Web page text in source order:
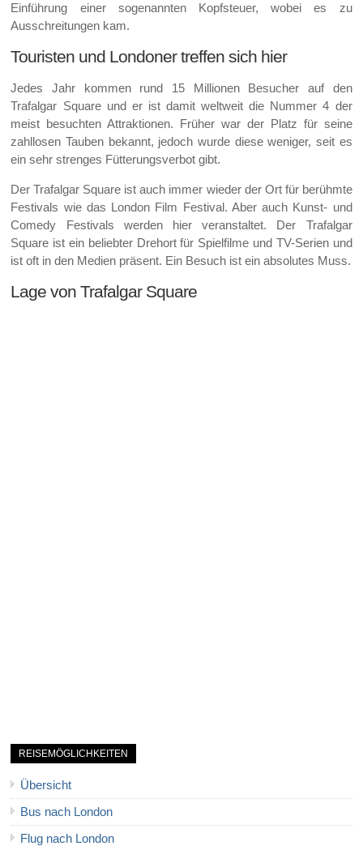
Einführung einer sogenannten Kopfsteuer, wobei es zu
Ausschreitungen kam.
Touristen und Londoner treffen sich hier
Jedes Jahr kommen rund 15 Millionen Besucher auf den
Trafalgar Square und er ist damit weltweit die Nummer 4 der
meist besuchten Attraktionen. Früher war der Platz für seine
zahllosen Tauben bekannt, jedoch wurde diese weniger, seit es
ein sehr strenges Fütterungsverbot gibt.
Der Trafalgar Square ist auch immer wieder der Ort für berühmte
Festivals wie das London Film Festival. Aber auch Kunst- und
Comedy Festivals werden hier veranstaltet. Der Trafalgar
Square ist ein beliebter Drehort für Spielfilme und TV-Serien und
ist oft in den Medien präsent. Ein Besuch ist ein absolutes Muss.
Lage von Trafalgar Square
REISEMÖGLICHKEITEN
Übersicht
Bus nach London
Flug nach London